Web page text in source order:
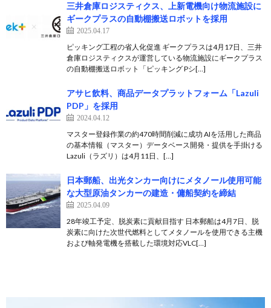
三井倉庫ロジスティクス、上新電機向け物流施設に
ギークプラスの自動棚搬送ロボットを採用
2025.04.17
ピッキング工程の省人化促進 ギークプラスは4月17日、三井
倉庫ロジスティクスが運営している物流施設にギークプラス
の自動棚搬送ロボット「ピッキング Pシ[…]
アサヒ飲料、商品データプラットフォーム「Lazuli
PDP」を採用
2024.04.12
マスター登録作業の約470時間削減に成功 AIを活用した商品
の基本情報（マスター）データベース開発・提供を手掛ける
Lazuli（ラズリ）は4月11日、[…]
日本郵船、出光タンカー向けにメタノール使用可能
な大型原油タンカーの建造・傭船契約を締結
2025.04.09
28年竣工予定、脱炭素に貢献目指す 日本郵船は4月7日、脱
炭素に向けた次世代燃料としてメタノールを使用できる主機
および軸発電機を搭載した環境対応VLC[…]